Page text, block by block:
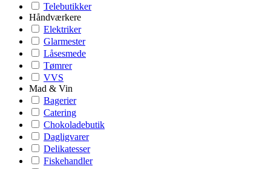
Telebutikker
Håndværkere
Elektriker
Glarmester
Låsesmede
Tømrer
VVS
Mad & Vin
Bagerier
Catering
Chokoladebutik
Dagligvarer
Delikatesser
Fiskehandler